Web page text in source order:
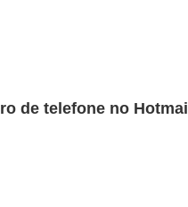
de telefone no Hotmail